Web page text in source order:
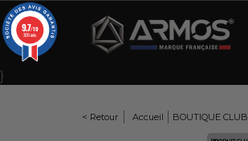
}
< Retour Accueil BOUTIQUE CLUB
9.7/10
309 avis
Panneau de gestion des cookies